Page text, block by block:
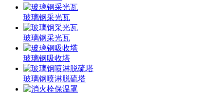
玻璃钢采光瓦
玻璃钢采光瓦
玻璃钢吸收塔
玻璃钢喷淋脱硫塔